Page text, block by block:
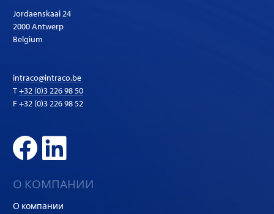
Jordaenskaai 24
2000 Antwerp
Belgium
intraco@intraco.be
T+32 (0)3 226 98 50
F +32 (0)3 226 98 52
О КОМПАНИИ
О компании